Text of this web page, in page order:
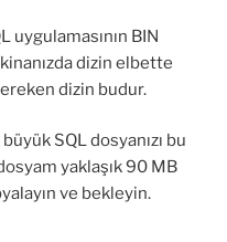
uygulamasının BIN
dizin elbette
dizin budur.
SQL dosyanızı bu
yaklaşık 90 MB
ve bekleyin.